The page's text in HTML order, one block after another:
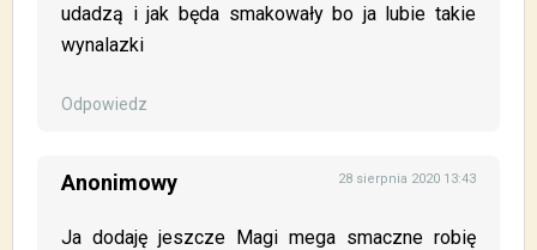
udadzą i jak będa smakowały bo ja lubie takie
wynalazki
Odpowiedz
Anonimowy 28 sierpnia 2020 13:43
Ja dodaję jeszcze Magi mega smaczne robię